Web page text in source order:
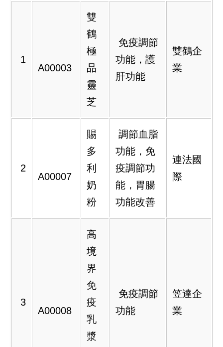
1
A00003
雙
鶴
極
品
靈
芝
免疫調節
功能，護
肝功能
雙鶴企
業
2
A00007
賜
多
利
奶
粉
調節血脂
功能，免
疫調節功
能，胃腸
功能改善
連法國
際
3
A00008
高
境
界
免
疫
乳
漿
免疫調節
功能
笠達企
業